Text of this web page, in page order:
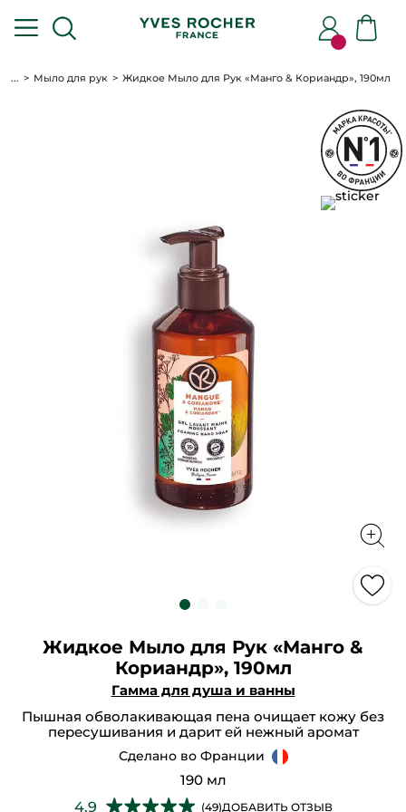
... Мыло для рук Жидкое Мыло для Рук «Манго & Кориандр», 190мл
Жидкое Мыло для Рук «Манго &
Кориандр», 190мл
Гамма для душа и ванны
Пышная обволакивающая пена очищает кожу без
пересушивания и дарит ей нежный аромат
Сделано во Франции
190 мл
4.9 ★★★★★
★★★★★ (49)ДОБАВИТЬ ОТЗЫВ